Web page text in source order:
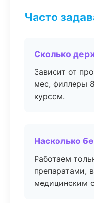
Часто
Сколько
Зависит от
мес, филлеры
курсом.
Насколько
Работаем
препаратами,
медицинским